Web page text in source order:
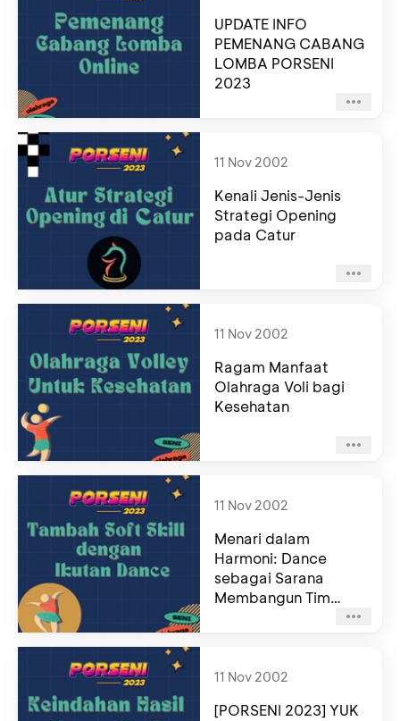
UPDATE INFO
PEMENANG CABANG
LOMBA PORSENI
2023
11 Nov 2002
Kenali Jenis-Jenis
Strategi Opening
pada Catur
11 Nov 2002
Ragam Manfaat
Olahraga Voli bagi
Kesehatan
11 Nov 2002
Menari dalam
Harmoni: Dance
sebagai Sarana
Membangun Tim
11 Nov 2002
[PORSENI 2023] YUK